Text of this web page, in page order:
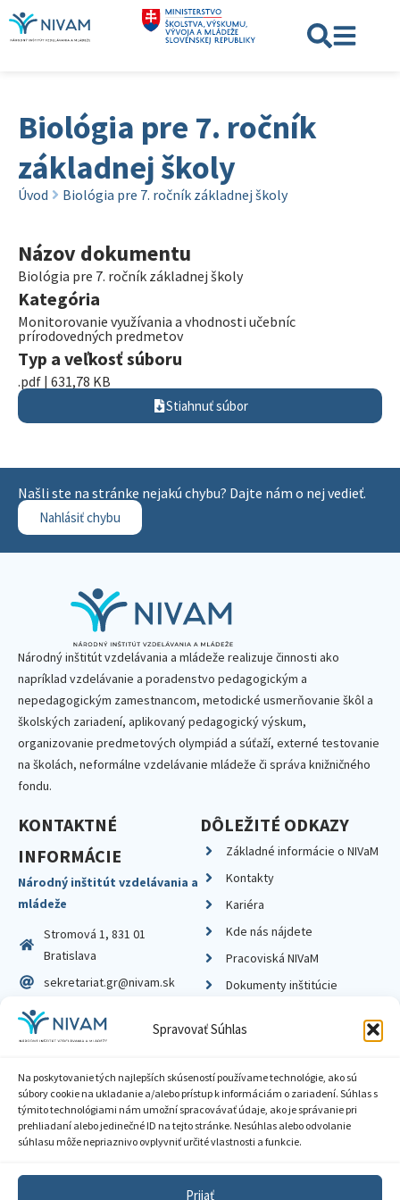
Spravovať Súhlas
Na poskytovanie tých najlepších skúseností používame technológie, ako sú
súbory cookie na ukladanie a/alebo prístup k informáciám o zariadení. Súhlas s
týmito technológiami nám umožní spracovávať údaje, ako je správanie pri
prehliadaní alebo jedinečné ID na tejto stránke. Nesúhlas alebo odvolanie
súhlasu môže nepriaznivo ovplyvniť určité vlastnosti a funkcie.
Prijať
Biológia pre 7. ročník
základnej školy
Úvod Biológia pre 7. ročník základnej školy
Názov dokumentu
Biológia pre 7. ročník základnej školy
Kategória
Monitorovanie využívania a vhodnosti učebníc
prírodovedných predmetov
Typ a veľkosť súboru
.pdf | 631,78 KB
Stiahnuť súbor
Našli ste na stránke nejakú chybu? Dajte nám o nej vedieť.
Nahlásiť chybu
Národný inštitút vzdelávania a mládeže realizuje činnosti ako
napríklad vzdelávanie a poradenstvo pedagogickým a
nepedagogickým zamestnancom, metodické usmerňovanie škôl a
školských zariadení, aplikovaný pedagogický výskum,
organizovanie predmetových olympiád a súťaží, externé testovanie
na školách, neformálne vzdelávanie mládeže či správa knižničného
fondu.
KONTAKTNÉ
INFORMÁCIE
Národný inštitút vzdelávania a
mládeže
Stromová 1, 831 01
Bratislava
sekretariat.gr@nivam.sk
IČO: 00164348
DIČ: 2020798714
DÔLEŽITÉ ODKAZY
Základné informácie o NIVaM
Kontakty
Kariéra
Kde nás nájdete
Pracoviská NIVaM
Dokumenty inštitúcie
Zásady ochrany súkromia